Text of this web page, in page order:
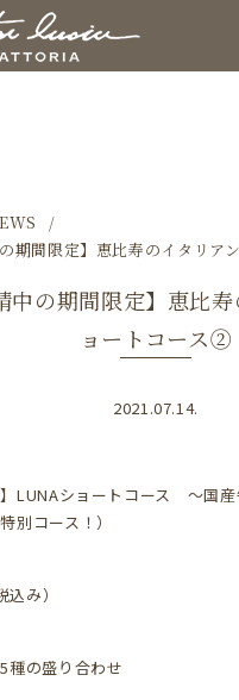
の期間限定】恵比寿のイタリア
中の期間限定】恵比
ョートコース②
2021.07.14.
】LUNAショートコース ～国
別コース！）
み）
種の盛り合わせ